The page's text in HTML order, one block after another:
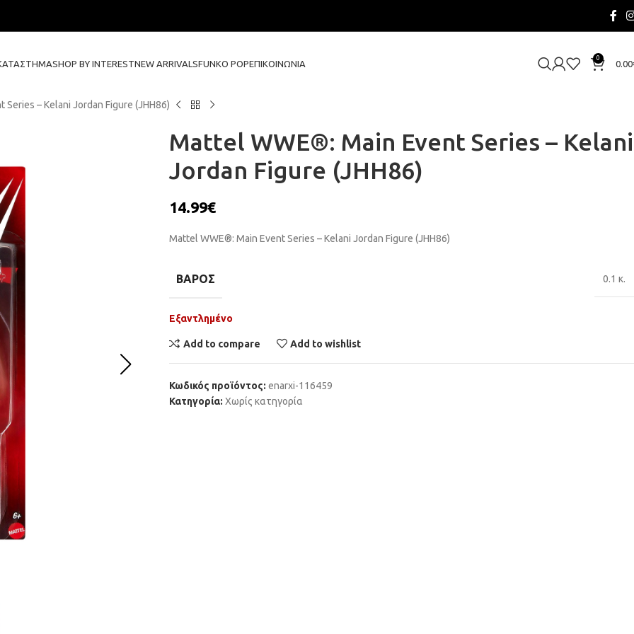
SHOP BY INTERESTNEW ARRIVALSFUNKO POPΕΠΙΚΟΙΝΩΝΊΑ
0
0.00
– Kelani Jordan Figure (JHH86)
Mattel WWE®: Main Event Series – Kelani
Jordan Figure (JHH86)
14.99€
Mattel WWE®: Main Event Series – Kelani Jordan Figure (JHH86)
ΒΆΡΟΣ 0.1 κ.
Εξαντλημένο
Add to compare Add to wishlist
Κωδικός προϊόντος: enarxi-116459
Κατηγορία: Χωρίς κατηγορία